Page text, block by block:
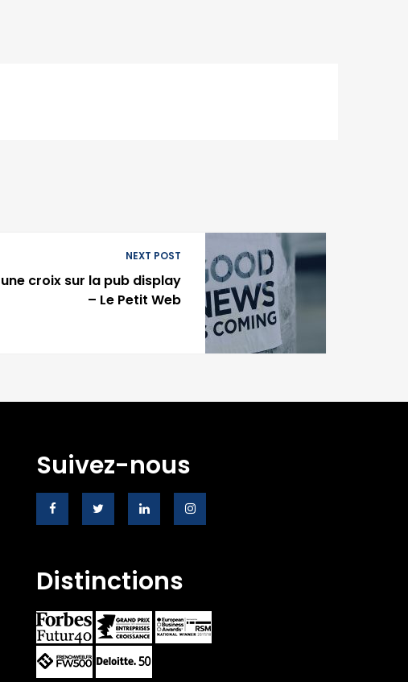
NEXT POST
croix sur la pub display
– Le Petit Web
Suivez-nous
Distinctions